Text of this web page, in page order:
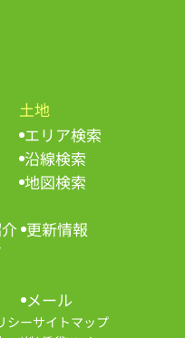
土地
エリア検索
沿線検索
地図検索
更新情報
メール
シーサイトマップ